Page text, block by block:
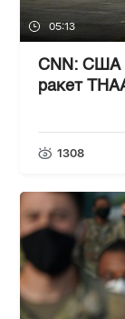
05:13
CNN: США
ракет
1308